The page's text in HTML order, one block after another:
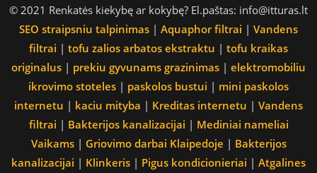
© 2021 Renkatės kiekybę ar kokybę? El.paštas: info@itturas.lt
SEO straipsniu talpinimas | Aquaphor filtrai | Vandens
filtrai | tofu zalios arbatos ekstraktu | tofu kraikas
originalus | prekiu gyvunams grazinimas | elektromobiliu
ikrovimo stoteles | paskolos bustui | mini paskolos
internetu | kaciu mityba | Kreditas internetu | Vandens
filtrai | Bakterijos kanalizacijai | Mediniai nameliai
Vaikams| Griovimo darbai Klaipedoje | Bakterijos
kanalizacijai | Klinkeris | Pigus kondicionieriai | Atgalines